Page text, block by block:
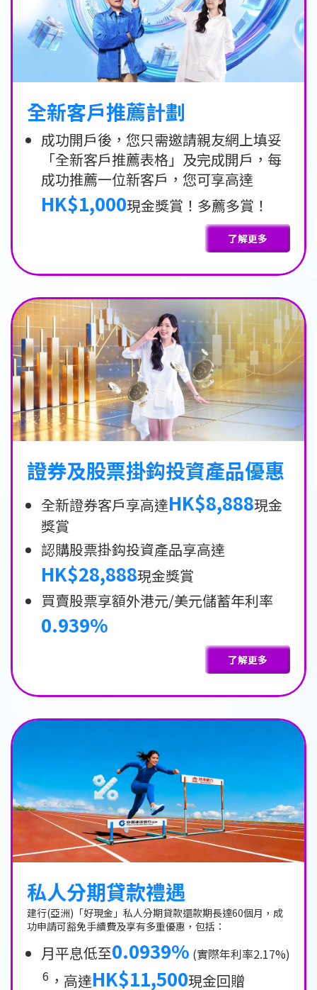
全新客戶推薦計劃
成功開戶後，您只需邀請親友網上填妥
「全新客戶推薦表格」及完成開戶，每
成功推薦一位新客戶，您可享高達
HK$1,000現金獎賞！多薦多賞！
了解更多
證券及股票掛鈎投資產品優惠
全新證券客戶享高達HK$8,888現金
獎賞
認購股票掛鈎投資產品享高達
HK$28,888現金獎賞
買賣股票享額外港元/美元儲蓄年利率
0.939%
了解更多
私人分期貸款禮遇
建行(亞洲)「好現金」私人分期貸款還款期長達60個月，成
功申請可豁免手續費及享有多重優惠，包括：
月平息低至0.0939% (實際年利率2.17%)
6 ，高達HK$11,500現金回贈